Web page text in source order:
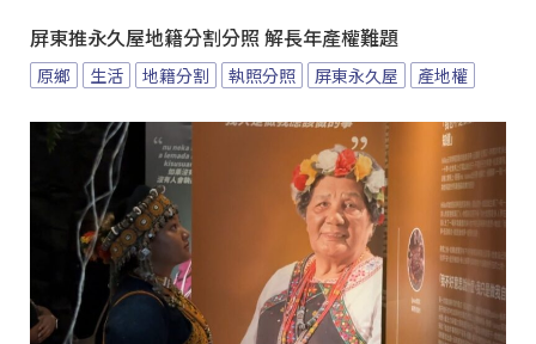
屏東推永久屋地籍分割分照 解長年產權難題
原鄉 生活 地籍分割 執照分照 屏東永久屋 產地權